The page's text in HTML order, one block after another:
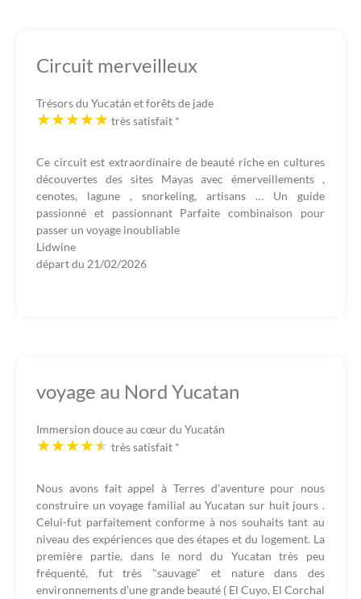
Circuit merveilleux
Trésors du Yucatán et forêts de jade
très satisfait *
Ce circuit est extraordinaire de beauté riche en cultures
découvertes des sites Mayas avec émerveillements ,
cenotes, lagune , snorkeling, artisans … Un guide
passionné et passionnant Parfaite combinaison pour
passer un voyage inoubliable
Lidwine
départ du 21/02/2026
voyage au Nord Yucatan
Immersion douce au cœur du Yucatán
très satisfait *
Nous avons fait appel à Terres d'aventure pour nous
construire un voyage familial au Yucatan sur huit jours .
Celui-fut parfaitement conforme à nos souhaits tant au
niveau des expériences que des étapes et du logement. La
première partie, dans le nord du Yucatan très peu
fréquenté, fut très "sauvage" et nature dans des
environnements d'une grande beauté ( El Cuyo, El Corchal